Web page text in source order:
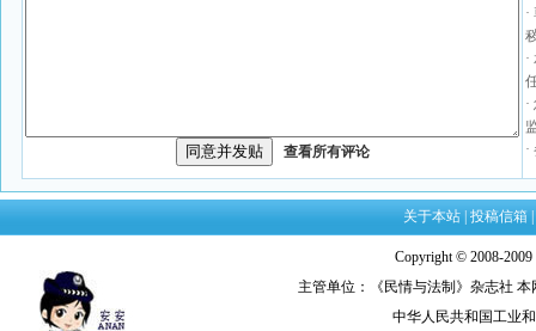
查看所有评论
关于本站 投稿信箱
Copyright © 2008-
主管单位：《民情与法制》杂志社
中华人民共和国工业